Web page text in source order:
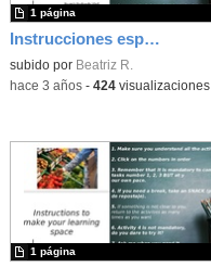
Instrucciones espacio de aprendizaje (tarea 5)
Contenido educativo.
subido por Beatriz R.
1 página
-hace 3 años- 424visualizaciones
1 página